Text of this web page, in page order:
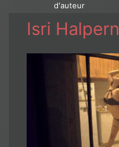
d'auteur
Isri Halpern